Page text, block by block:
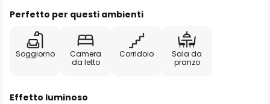
Perfetto per questi ambienti
Soggiorno
Camera
da letto
Corridoio
Sala da
pranzo
Effetto luminoso